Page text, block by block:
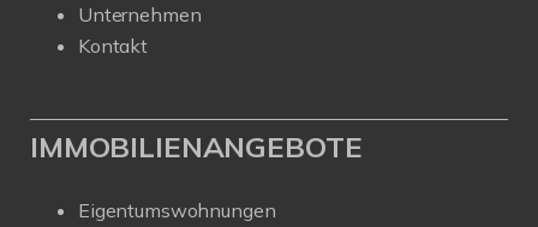
Unternehmen
Kontakt
IMMOBILIENANGEBOTE
Eigentumswohnungen